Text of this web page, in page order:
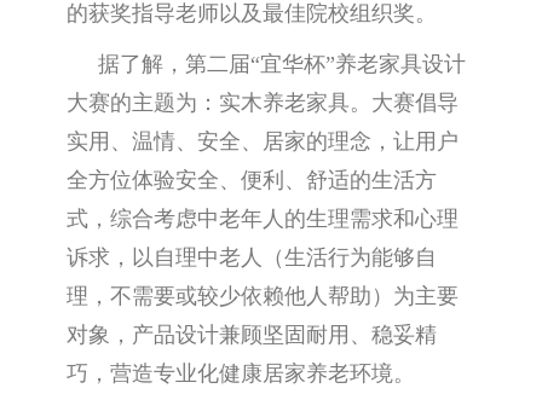
的获奖指导老师以及最佳院校组织奖。
据了解，第二届“宜华杯”养老家具设计
大赛的主题为：实木养老家具。大赛倡导
实用、温情、安全、居家的理念，让用户
全方位体验安全、便利、舒适的生活方
式，综合考虑中老年人的生理需求和心理
诉求，以自理中老人（生活行为能够自
理，不需要或较少依赖他人帮助）为主要
对象，产品设计兼顾坚固耐用、稳妥精
巧，营造专业化健康居家养老环境。